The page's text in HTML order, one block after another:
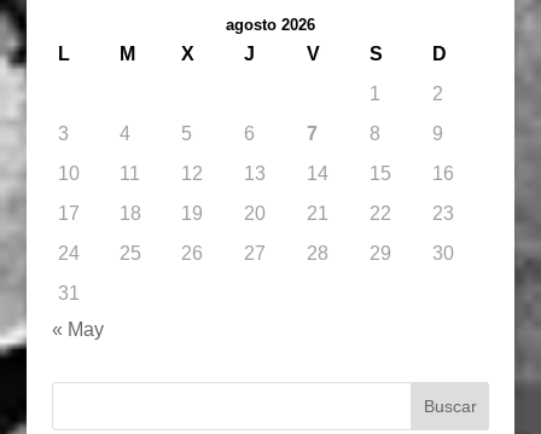
agosto 2026
L M X J V S
D
1
2
3
4 5 6 7 8
9
10
11 12 13 14 15
16
17
18 19 20 21 22
23
24
25 26 27 28 29
30
31
« May
Buscar: